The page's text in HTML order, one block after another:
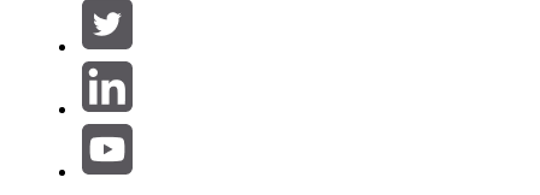
Produktområde